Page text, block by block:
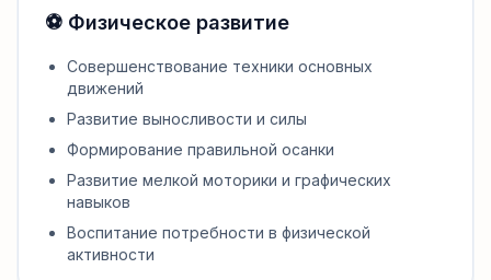
⚽ Физическое развитие
Совершенствование техники основных
движений
Развитие выносливости и силы
Формирование правильной осанки
Развитие мелкой моторики и графических
навыков
Воспитание потребности в физической
активности